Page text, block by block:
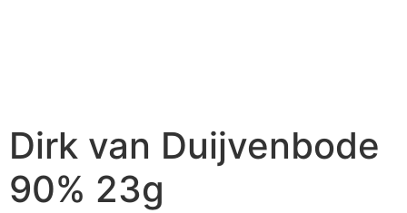
Dirk van Duijvenbode
90% 23g